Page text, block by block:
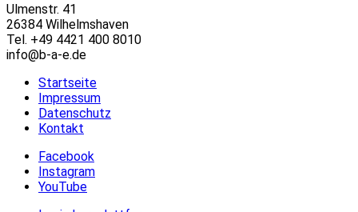
Ulmenstr. 41
26384 Wilhelmshaven
Tel. +49 4421 400 8010
info@b-a-e.de
Startseite
Impressum
Datenschutz
Kontakt
Facebook
Instagram
YouTube